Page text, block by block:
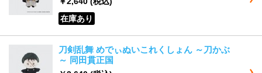
在庫あり
刀剣乱舞 めでぃぬいこれくしょん ～刀かぶ
～ 同田貫正国